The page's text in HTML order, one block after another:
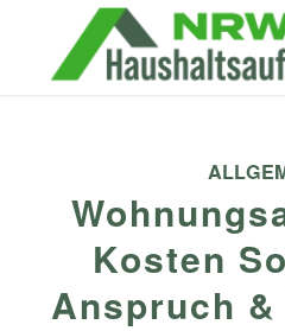
Kosten
Anspruch